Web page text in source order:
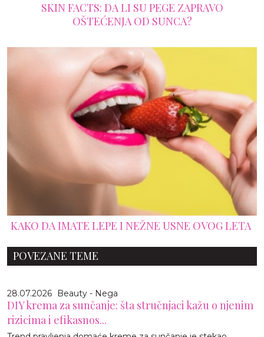
SKIN FACTS: DA LI SU PEGE ZAPRAVO
OŠTEĆENJA OD SUNCA?
KAKO DA IMATE LEPE I NEŽNE USNE OVOG LETA
POVEZANE TEME
28.07.2026 Beauty - Nega
DIY krema za sunčanje: šta stručnjaci kažu o njenim
rizicima i efikasnos...